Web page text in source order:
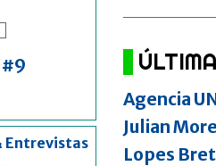
#9
Entrevistas
Agencia
Julian
Lopes